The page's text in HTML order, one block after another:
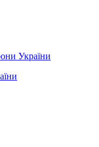
України